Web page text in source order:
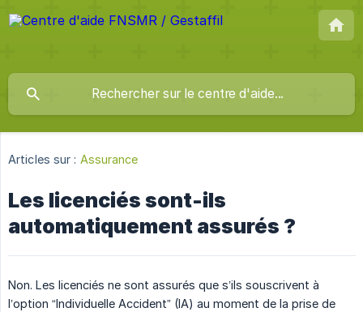
Articles sur : Assurance
Les licenciés sont-ils
automatiquement assurés ?
Non. Les licenciés ne sont assurés que s’ils souscrivent à
l’option “Individuelle Accident” (IA) au moment de la prise de